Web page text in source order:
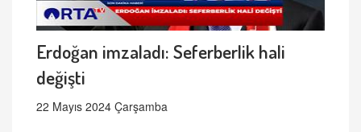
Erdoğan imzaladı: Seferberlik hali
değişti
22 Mayıs 2024 Çarşamba